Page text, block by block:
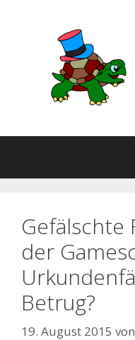
Gefälschte
der
Betrug?
19. August 2015 von